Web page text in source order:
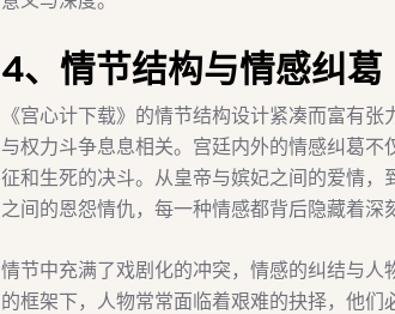
4、情节结构与情感纠葛
《宫心计下载》的情节结构设计紧凑而富有
与权力斗争息息相关。宫廷内外的情感纠葛
征和生死的决斗。从皇帝与嫔妃之间的爱情
之间的恩怨情仇，每一种情感都背后隐藏着深
情节中充满了戏剧化的冲突，情感的纠结与
的框架下，人物常常面临着艰难的抉择，他